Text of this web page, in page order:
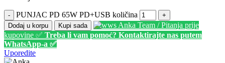
- PUNJAC PD 65W PD+USB količina
+
Dodaj u korpu
Kupi sada
Anka Team / Pitanja prije
kupovine ✅ Treba li vam pomoć? Kontaktirajte nas putem
WhatsApp-a ✅
Uporedite